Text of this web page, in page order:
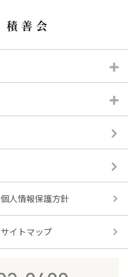
2026.06.01
個人情報保護方針
サイトマップ